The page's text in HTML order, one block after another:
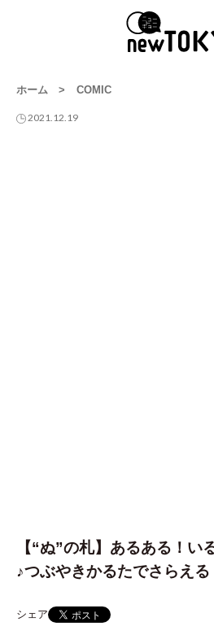
ホーム > COMIC
2021.12.19
【“ぬ”の札】あるある！い
♪つぶやきかるたでさらえる
シェア